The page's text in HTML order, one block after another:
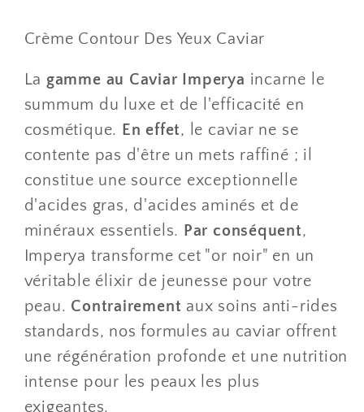
Crème Contour Des Yeux Caviar
​La gamme au Caviar Imperya incarne le
summum du luxe et de l'efficacité en
cosmétique. En effet, le caviar ne se
contente pas d'être un mets raffiné ; il
constitue une source exceptionnelle
d'acides gras, d'acides aminés et de
minéraux essentiels. Par conséquent,
Imperya transforme cet "or noir" en un
véritable élixir de jeunesse pour votre
peau. Contrairement aux soins anti-rides
standards, nos formules au caviar offrent
une régénération profonde et une nutrition
intense pour les peaux les plus
exigeantes.